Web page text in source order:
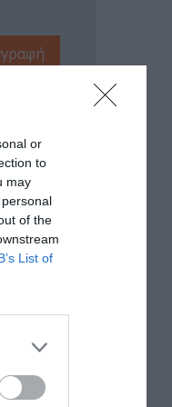
or
to
may
of the
List of